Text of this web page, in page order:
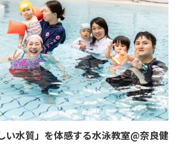
い水質」を体感する水泳教室@奈良健